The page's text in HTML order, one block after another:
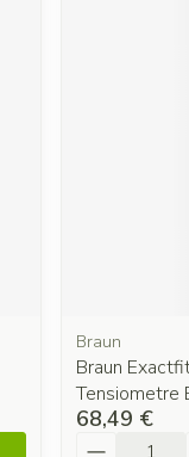
Braun
Braun
Tensiometre
68,49 €
Quantité